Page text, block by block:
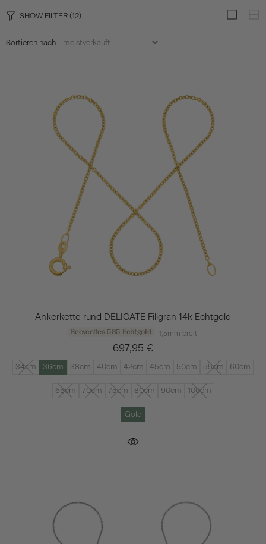
SHOW FILTER (12)
Sortieren nach:
Ankerkette rund DELICATE Filigran 14k Echtgold
Recyceltes 585 Echtgold 1,5mm breit
697,95 €
34cm 36cm 38cm 40cm 42cm 45cm 50cm 55cm 60cm
65cm 70cm 75cm 80cm 90cm 100cm
Gold